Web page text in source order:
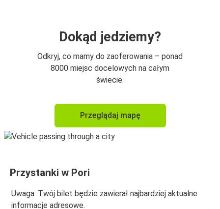
Port Lotniczy Helsinki-Vantaa
Warszawa
Pori
Pori
Dokąd jedziemy?
Odkryj, co mamy do zaoferowania – ponad
8000 miejsc docelowych na całym
świecie.
Przeglądaj mapę
Przystanki w Pori
Uwaga: Twój bilet będzie zawierał najbardziej aktualne
informacje adresowe.